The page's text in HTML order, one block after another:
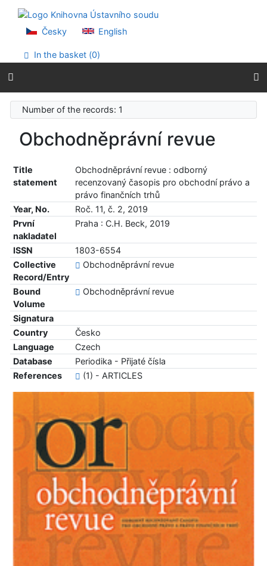
Go to menu
Accessibility declaration
Česky English
In the basket (0)
Number of the records: 1
Obchodněprávní revue
Title
statement
Obchodněprávní revue : odborný
recenzovaný časopis pro obchodní právo a
právo finančních trhů
Year, No.
Roč. 11, č. 2, 2019
První
nakladatel
Praha : C.H. Beck, 2019
ISSN
1803-6554
Collective
Record/Entry
Obchodněprávní revue
Bound
Volume
Obchodněprávní revue
Signatura
Country
Česko
Language
Czech
Database
Periodika - Přijaté čísla
References
(1) - ARTICLES